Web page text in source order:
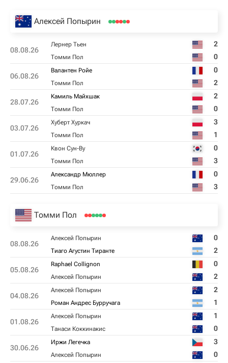
Алексей Попырин
08.08.26
Лернер Тьен 2
Томми Пол 0
06.08.26
Валантен Ройе 0
Томми Пол 2
28.07.26
Камиль Майхшак 2
Томми Пол 0
03.07.26
Хуберт Хуркач 3
Томми Пол 1
01.07.26
Квон Сун-Ву 0
Томми Пол 3
29.06.26
Александр Мюллер 0
Томми Пол 3
Томми Пол
08.08.26
Алексей Попырин 0
Тиаго Агустин Тиранте 2
05.08.26
Raphael Collignon 0
Алексей Попырин 2
04.08.26
Алексей Попырин 2
Роман Андрес Бурручага 1
01.08.26
Алексей Попырин 1
Танаси Коккинакис 0
30.06.26
Иржи Легечка 3
Алексей Попырин 0